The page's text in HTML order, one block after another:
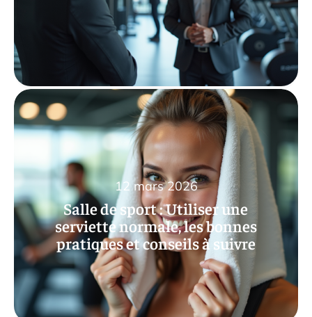
Salle de sport : Utiliser une
serviette normale, les bonnes
pratiques et conseils à suivre
12 mars 2026